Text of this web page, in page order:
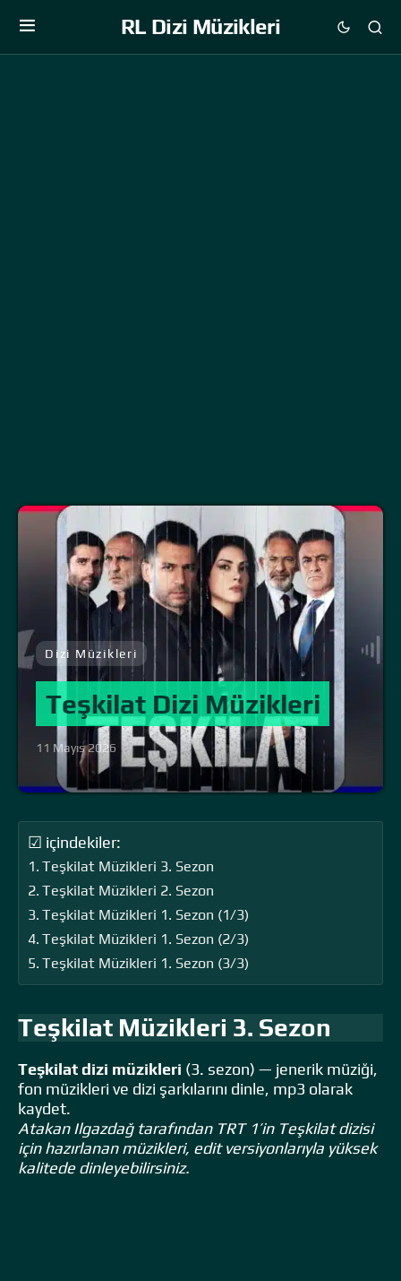
RL Dizi Müzikleri
Dizi Müzikleri
Teşkilat Dizi Müzikleri
11 Mayıs 2026
☑ içindekiler:
Teşkilat Müzikleri 3. Sezon
Teşkilat Müzikleri 2. Sezon
Teşkilat Müzikleri 1. Sezon (1/3)
Teşkilat Müzikleri 1. Sezon (2/3)
Teşkilat Müzikleri 1. Sezon (3/3)
Teşkilat Müzikleri 3. Sezon
Teşkilat dizi müzikleri (3. sezon) — jenerik müziği,
fon müzikleri ve dizi şarkılarını dinle, mp3 olarak
kaydet.
Atakan Ilgazdağ tarafından TRT 1’in Teşkilat dizisi
için hazırlanan müzikleri, edit versiyonlarıyla yüksek
kalitede dinleyebilirsiniz.